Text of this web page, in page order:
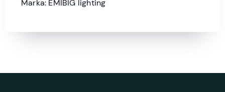
Marka: EMIBIG lighting